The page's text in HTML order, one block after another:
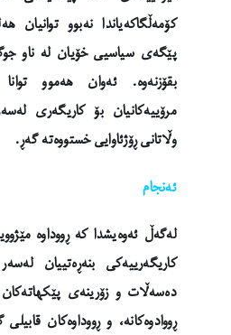
کۆمەڵگاکەیاندا نەبوو توانیان
پێگەی سیاسیی خۆیان لە ناو
بقۆزنەوە. ئەوان هەموو
مرۆییەکانیان بۆ کاریگەری
وڵاتانی ڕۆژئاوایی خستووەتە گەڕ.
ئەنجام
لەگەڵ ئەوەیشدا کە ڕووداوە
کاریگەرییەکی بنەڕەتییان
دەسەڵات و زۆرینەی
ڕووادوەکانە، و ڕووداوەکان